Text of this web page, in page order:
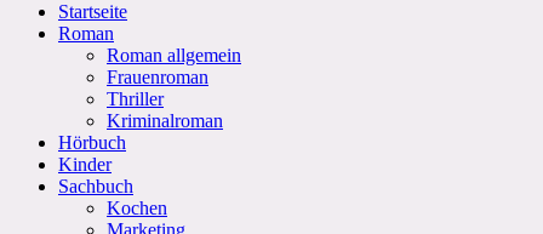
Startseite
Roman
Roman allgemein
Frauenroman
Thriller
Kriminalroman
Hörbuch
Kinder
Sachbuch
Kochen
Marketing